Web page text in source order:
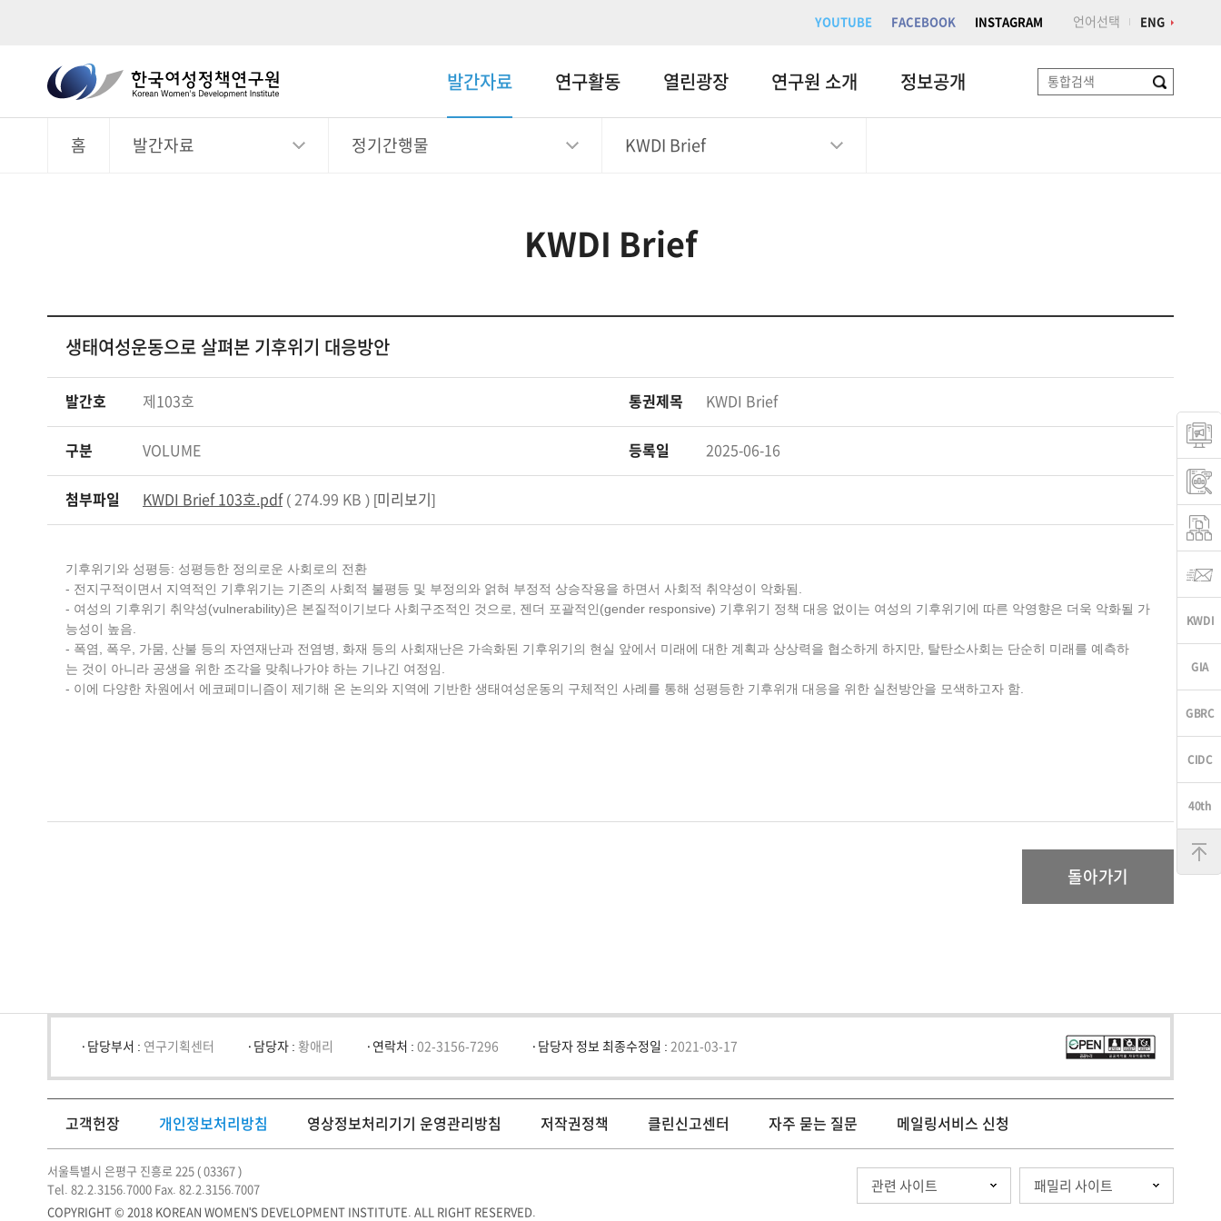
YOUTUBE FACEBOOK INSTAGRAM 언어선택 ENG
한
국
여
Development
Institute
검
체
발간자료 연구활동 열린광장 연구원 소개 정보공개
홈 발간자료 정기간행물 KWDI Brief
KWDI Brief
생태여성운동으로 살펴본 기후위기 대응방안
발간호 제103호 통권제목 KWDI Brief
구분 VOLUME 등록일 2025-06-16
첨부파일 KWDI Brief 103호.pdf ( 274.99 KB ) [미리보기 ]
기후위기와 성평등: 성평등한 정의로운 사회로의 전환
- 전지구적이면서 지역적인 기후위기는 기존의 사회적 불평등 및 부정의와 얽혀 부정적 상승작용을 하면서 사회적 취약성이 악화됨.
- 여성의 기후위기 취약성(vulnerability)은 본질적이기보다 사회구조적인 것으로, 젠더 포괄적인(gender responsive) 기후위기 정책 대응 없이는 여성의 기후위기에 따른 악영향은 더욱 악화될 가
능성이 높음.
- 폭염, 폭우, 가뭄, 산불 등의 자연재난과 전염병, 화재 등의 사회재난은 가속화된 기후위기의 현실 앞에서 미래에 대한 계획과 상상력을 협소하게 하지만, 탈탄소사회는 단순히 미래를 예측하
는 것이 아니라 공생을 위한 조각을 맞춰나가야 하는 기나긴 여정임.
- 이에 다양한 차원에서 에코페미니즘이 제기해 온 논의와 지역에 기반한 생태여성운동의 구체적인 사례를 통해 성평등한 기후위개 대응을 위한 실천방안을 모색하고자 함.
돌아가기
담당부서 : 연구기획센터 담당자 : 황애리 연락처 : 02-3156-7296 담당자 정보 최종수정일 : 2021-03-17
고객헌장 개인정보처리방침 영상정보처리기기 운영관리방침 저작권정책 클린신고센터 자주 묻는 질문 메일링서비스 신청
관련 사이트 패밀리 사이트
서울특별시 은평구 진흥로 225 ( 03367 )
Tel. 82.2.3156.7000 Fax. 82.2.3156.7007
COPYRIGHT © 2018 KOREAN WOMEN'S DEVELOPMENT INSTITUTE. ALL RIGHT RESERVED.